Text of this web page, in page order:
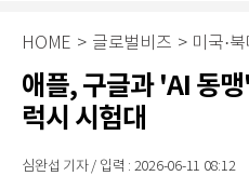
HOME > 글로벌비즈 > 미국·북
애플, 구글과 'AI 동
럭시 시험대
심완섭 기자 / 입력 : 2026-06-11 08:12